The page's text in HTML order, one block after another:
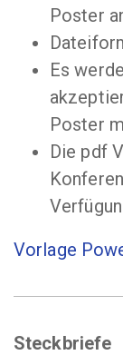
Poster
Es
Poster
Die pdf
Vorlage
Steckbriefe